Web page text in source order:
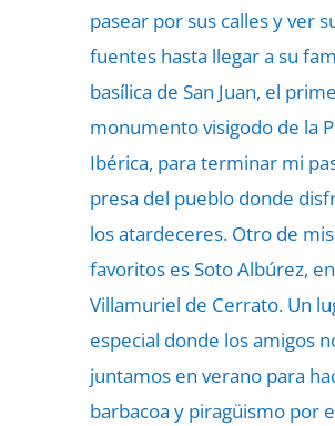
pasear por sus calles y ver
fuentes hasta llegar a su
basílica de San Juan, el
monumento visigodo de la
Ibérica, para terminar mi
presa del pueblo donde
los atardeceres. Otro de
favoritos es Soto Albúrez, en
Villamuriel de Cerrato. Un
especial donde los amigos
juntamos en verano para
barbacoa y piragüismo por